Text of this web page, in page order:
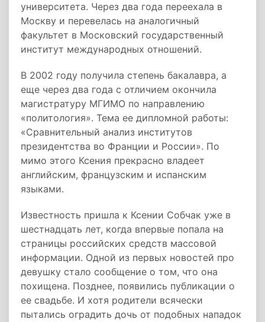
университета. Через два года переехала в
Москву и перевелась на аналогичный
факультет в Московский государственный
институт международных отношений.
В 2002 году получила степень бакалавра, а
еще через два года с отличием окончила
магистратуру МГИМО по направлению
«политология». Тема ее дипломной работы:
«Сравнительный анализ институтов
президентства во Франции и России». По
мимо этого Ксения прекрасно владеет
английским, французским и испанским
языками.
Известность пришла к Ксении Собчак уже в
шестнадцать лет, когда впервые попала на
страницы российских средств массовой
информации. Одной из первых новостей про
девушку стало сообщение о том, что она
похищена. Позднее, появились публикации о
ее свадьбе. И хотя родители всячески
пытались оградить дочь от подобных нападок